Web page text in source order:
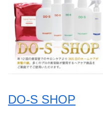
DO-S SHOP